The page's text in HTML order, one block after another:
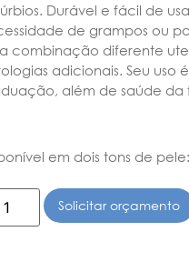
Durável e fácil de
de grampos ou
combinação diferente
adicionais. Seu uso
além de saúde da
em dois tons de
Solicitar orçamento